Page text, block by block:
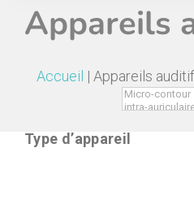
Appareils
Accueil | Appareils
Type d’appareil